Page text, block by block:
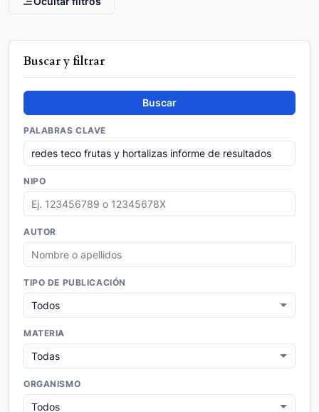
Buscar y filtrar
Buscar
PALABRAS CLAVE
NIPO
AUTOR
TIPO DE PUBLICACIÓN
MATERIA
ORGANISMO